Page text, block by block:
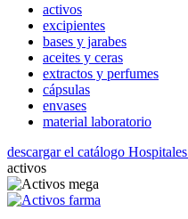
activos
excipientes
bases y jarabes
aceites y ceras
extractos y perfumes
cápsulas
envases
material laboratorio
descargar el catálogo Hospitales
activos